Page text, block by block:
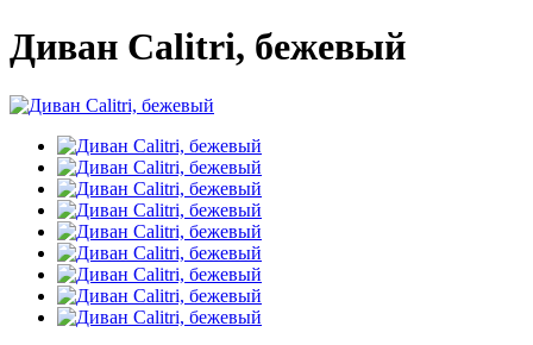
Диван Calitri, бежевый